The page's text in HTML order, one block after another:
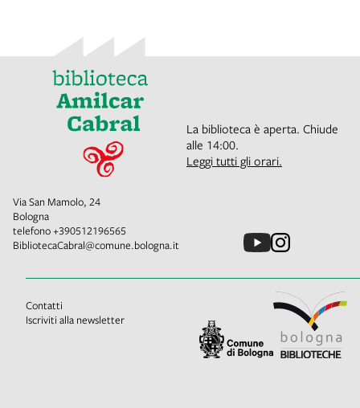
La biblioteca è aperta. Chiude
alle 14:00.
Leggi tutti gli orari.
Via San Mamolo, 24
Bologna
telefono+390512196565
BibliotecaCabral@comune.bologna.it
Contatti
Iscriviti alla newsletter